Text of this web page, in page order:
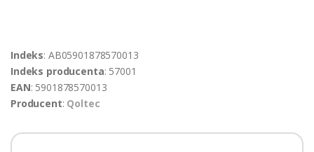
Indeks: AB05901878570013
Indeks producenta: 57001
EAN: 5901878570013
Producent: Qoltec